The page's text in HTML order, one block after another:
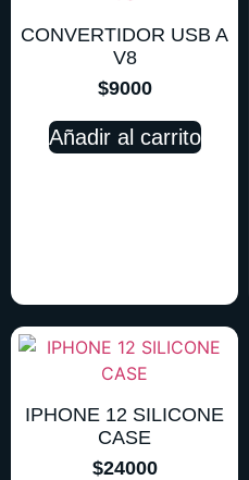
CONVERTIDOR USB A
V8
$9000
Añadir al carrito
IPHONE 12 SILICONE
CASE
$24000